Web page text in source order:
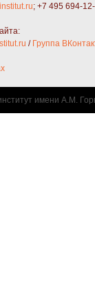
; +7 495 694-
/ Группа
имени А.М.